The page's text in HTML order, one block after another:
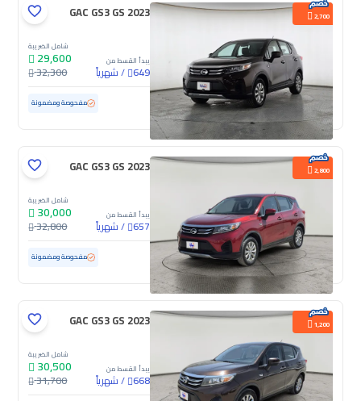
2,700
GAC GS3 GS 2023
يبدأ القسط من
649
/شهرياً
شامل الضريبة
29,600
32,300
مستعملة 99,316 كم مفحوصة ومضمونة
2,800
GAC GS3 GS 2023
يبدأ القسط من
657
/شهرياً
شامل الضريبة
30,000
32,800
مستعملة 84,449 كم مفحوصة ومضمونة
1,200
GAC GS3 GS 2023
يبدأ القسط من
668
/شهرياً
شامل الضريبة
30,500
31,700